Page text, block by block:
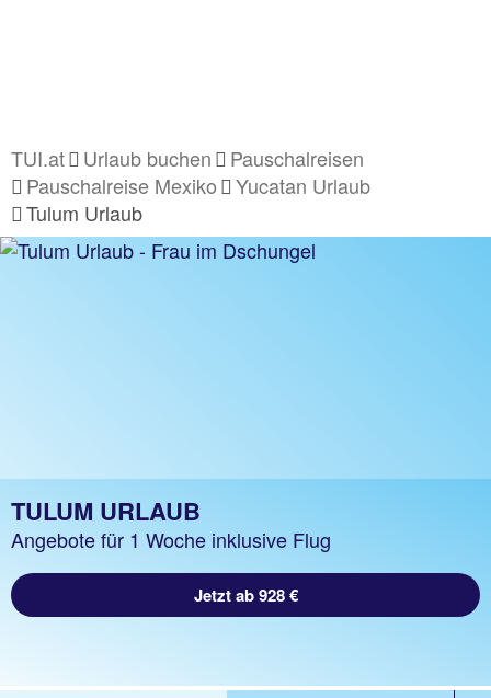
TUI.at Urlaub buchen
Pauschalreisen
Pauschalreise Mexiko
Yucatan Urlaub
Tulum Urlaub
TULUM URLAUB
Angebote für 1 Woche inklusive Flug
Jetzt ab 928 €